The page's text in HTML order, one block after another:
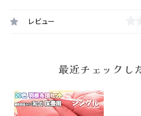
レビュー
最近チェックし